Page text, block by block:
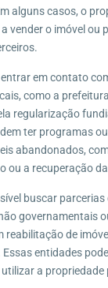
alguns casos, o
vender o imóvel ou
em contato
como a
regularização
ter programas
abandonados,
ou a recuperação
buscar parcerias
governamentais
reabilitação de
entidades
a propriedade